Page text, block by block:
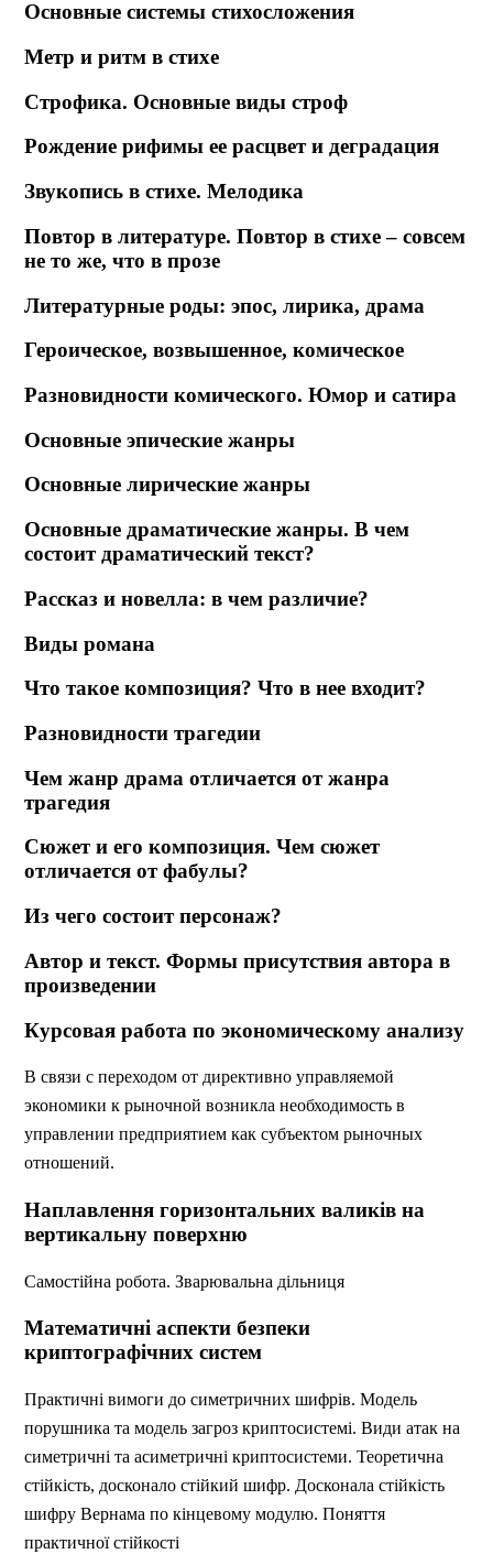
Основные системы стихосложения
Метр и ритм в стихе
Строфика. Основные виды строф
Рождение рифимы ее расцвет и деградация
Звукопись в стихе. Мелодика
Повтор в литературе. Повтор в стихе – совсем
не то же, что в прозе
Литературные роды: эпос, лирика, драма
Героическое, возвышенное, комическое
Разновидности комического. Юмор и сатира
Основные эпические жанры
Основные лирические жанры
Основные драматические жанры. В чем
состоит драматический текст?
Рассказ и новелла: в чем различие?
Виды романа
Что такое композиция? Что в нее входит?
Разновидности трагедии
Чем жанр драма отличается от жанра
трагедия
Сюжет и его композиция. Чем сюжет
отличается от фабулы?
Из чего состоит персонаж?
Автор и текст. Формы присутствия автора в
произведении
Курсовая работа по экономическому анализу
В связи с переходом от директивно управляемой
экономики к рыночной возникла необходимость в
управлении предприятием как субъектом рыночных
отношений.
Наплавлення горизонтальних валиків на
вертикальну поверхню
Самостійна робота. Зварювальна дільниця
Математичні аспекти безпеки
криптографічних систем
Практичні вимоги до симетричних шифрів. Модель
порушника та модель загроз криптосистемі. Види атак на
симетричні та асиметричні криптосистеми. Теоретична
стійкість, досконало стійкий шифр. Досконала стійкість
шифру Вернама по кінцевому модулю. Поняття
практичної стійкості